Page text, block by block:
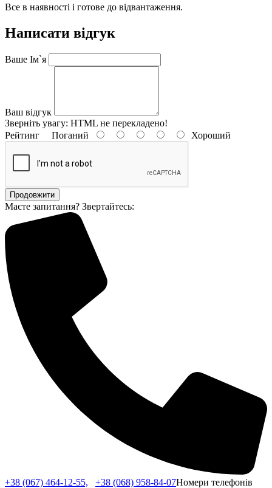
Все в наявності і готове до відвантаження.
Написати відгук
Ваше Ім`я
Ваш відгук
Зверніть увагу: HTML не перекладено!
Рейтинг Поганий Хороший
Продовжити
Маєте запитання? Звертайтесь:
+38 (067) 464-12-55, +38 (068) 958-84-07Номери телефонів